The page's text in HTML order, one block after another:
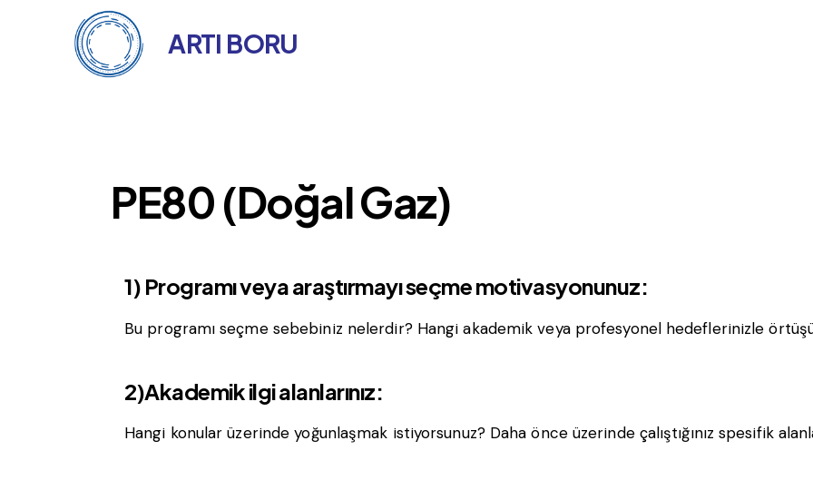
ARTI BORU
PE80 (Doğal Gaz)
1) Programı veya araştırmayı seçme motivasyonunuz:
Bu programı seçme sebebiniz nelerdir? Hangi akademik veya profesyonel hedeflerinizle
2)Akademik ilgi alanlarınız:
Hangi konular üzerinde yoğunlaşmak istiyorsunuz? Daha önce üzerinde çalıştığınız spesifik